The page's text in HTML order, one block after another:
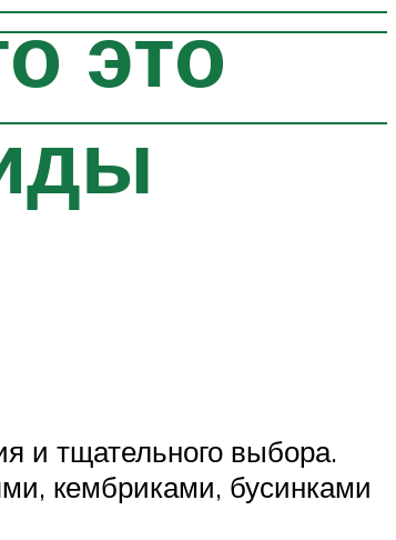
это
и тщательного выбора.
кембриками, бусинками